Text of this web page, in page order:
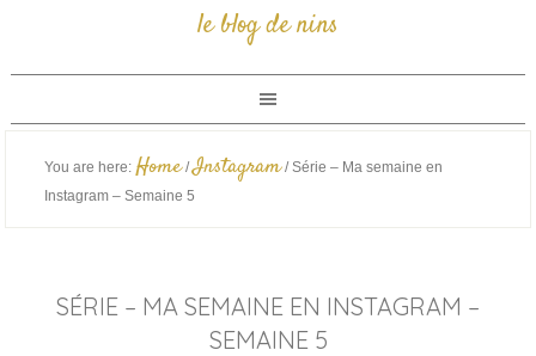
le blog de nins
You are here: Home / Instagram /Série – Ma semaine en
Instagram – Semaine 5
SÉRIE – MA SEMAINE EN INSTAGRAM –
SEMAINE 5